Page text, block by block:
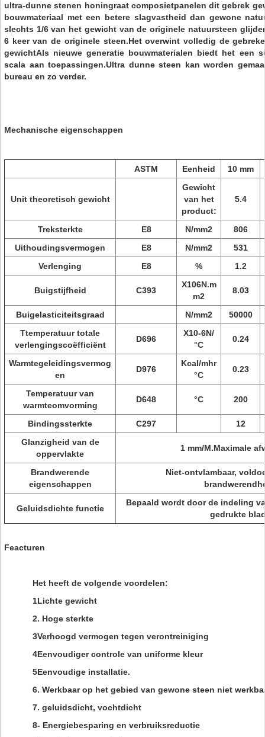
ultra-dunne stenen honingraat composietpanelen dit gebrek
bouwmateriaal met een betere slagvastheid dan gewone
slechts 1/6 van het gewicht van de originele natuursteen
6 keer van de originele steen.Het overwint volledig de
gewichtAls nieuwe generatie bouwmaterialen biedt het een
scala aan toepassingen.Ultra dunne steen kan worden
bureau en zo verder.
Mechanische eigenschappen
ASTM Eenheid 10 mm
Unit theoretisch gewicht
Gewicht
van het
product:
5.4
Treksterkte E8 N/mm2
806
Uithoudingsvermogen
E8 N/mm2
531
Verlenging
E8 % 1.2
Buigstijfheid C393
X106N.m
m2
8.03
Buigelasticiteitsgraad N/mm2
50000
Ttemperatuur totale
verlengingscoëfficiënt
D696
X10-6N/
°C
0.24
Warmtegeleidingsvermog
en
D976
Kcal/mhr
°C
0.23
Temperatuur van
warmteomvorming
D648 °C 200
Bindingssterkte C297
12
Glanzigheid van de
oppervlakte
1 mm/M.Maximale
Brandwerende
eigenschappen
Niet-ontvlambaar,
Geluidsdichte functie
Bepaald wordt door de indeling
gedrukte
Feacturen
Het heeft de volgende voordelen:
1Lichte gewicht
2. Hoge sterkte
3Verhoogd vermogen tegen verontreiniging
4Eenvoudiger controle van uniforme kleur
5Eenvoudige installatie.
6. Werkbaar op het gebied van gewone steen niet
7. geluidsdicht, vochtdicht
8- Energiebesparing en verbruiksreductie